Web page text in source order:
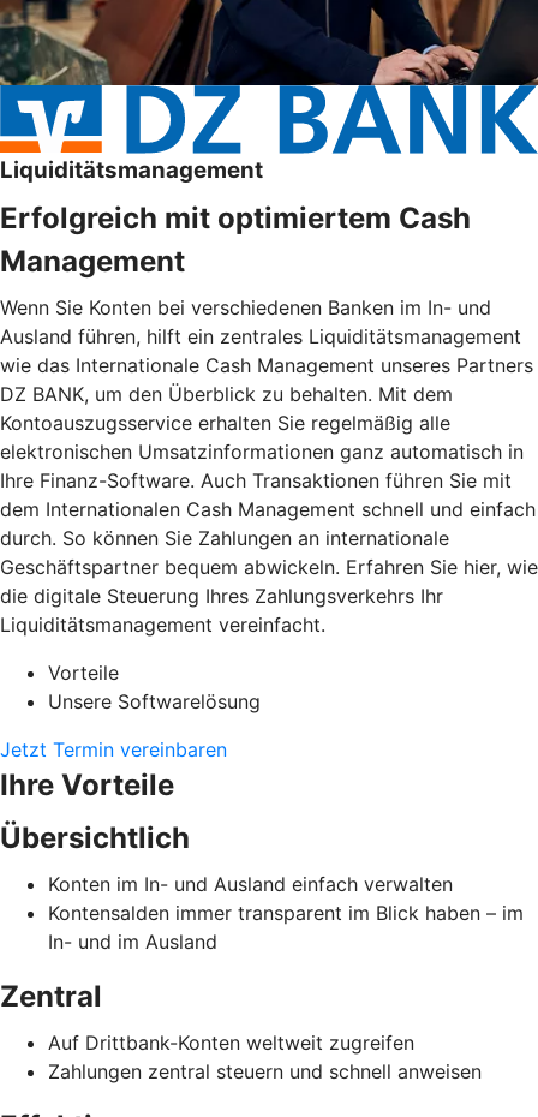
Liquiditätsmanagement
Erfolgreich mit optimiertem Cash
Management
Wenn Sie Konten bei verschiedenen Banken im In- und
Ausland führen, hilft ein zentrales Liquiditätsmanagement
wie das Internationale Cash Management unseres Partners
DZ BANK, um den Überblick zu behalten. Mit dem
Kontoauszugsservice erhalten Sie regelmäßig alle
elektronischen Umsatzinformationen ganz automatisch in
Ihre Finanz-Software. Auch Transaktionen führen Sie mit
dem Internationalen Cash Management schnell und einfach
durch. So können Sie Zahlungen an internationale
Geschäftspartner bequem abwickeln. Erfahren Sie hier, wie
die digitale Steuerung Ihres Zahlungsverkehrs Ihr
Liquiditätsmanagement vereinfacht.
Vorteile
Unsere Softwarelösung
Jetzt Termin vereinbaren
Ihre Vorteile
Übersichtlich
Konten im In- und Ausland einfach verwalten
Kontensalden immer transparent im Blick haben – im
In- und im Ausland
Zentral
Auf Drittbank-Konten weltweit zugreifen
Zahlungen zentral steuern und schnell anweisen